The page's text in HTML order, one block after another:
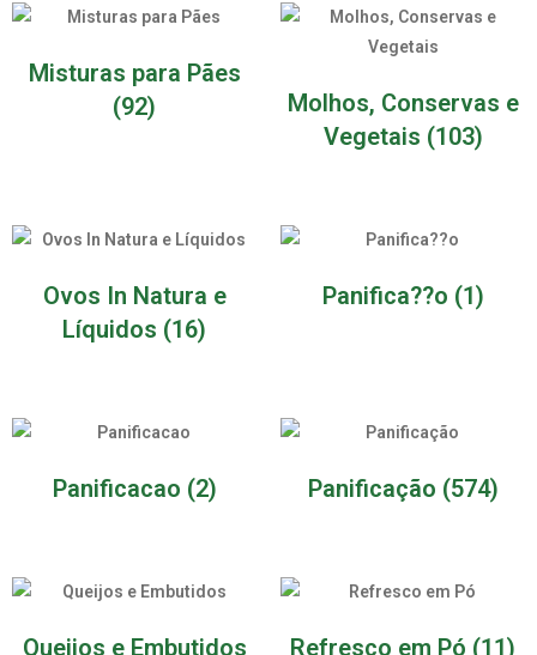
Misturas para Pães
(92)
Molhos, Conservas e
Vegetais (103)
Ovos In Natura e
Líquidos (16)
Panifica??o (1)
Panificacao (2) Panificação (574)
Queijos e Embutidos
Refresco em Pó (11)